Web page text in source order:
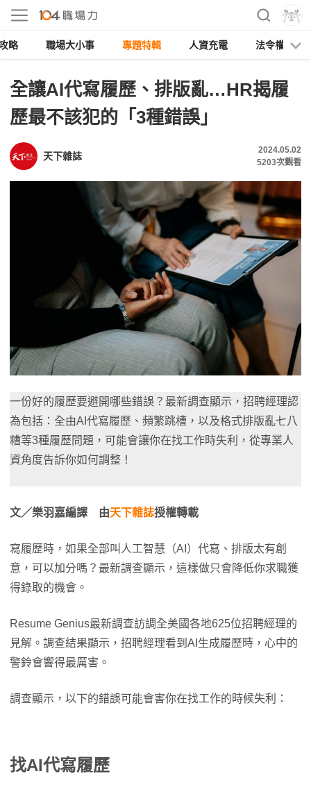
略 職場大小事 專題特輯 人資充電 法令權益
全讓AI代寫履歷、排版亂…HR揭履
歷最不該犯的「3種錯誤」
天下雜誌
2024.05.02
5203次觀看
一份好的履歷要避開哪些錯誤？最新調查顯示，招聘經理認
為包括：全由AI代寫履歷、頻繁跳槽，以及格式排版亂七八
糟等3種履歷問題，可能會讓你在找工作時失利，從專業人
資角度告訴你如何調整！
文／樂羽嘉編譯 由天下雜誌授權轉載
寫履歷時，如果全部叫人工智慧（AI）代寫、排版太有創
意，可以加分嗎？最新調查顯示，這樣做只會降低你求職獲
得錄取的機會。
Resume Genius最新調查訪調全美國各地625位招聘經理的
見解。調查結果顯示，招聘經理看到AI生成履歷時，心中的
警鈴會響得最厲害。
調查顯示，以下的錯誤可能會害你在找工作的時候失利：
找AI代寫履歷